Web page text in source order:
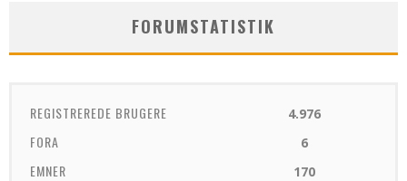
FORUMSTATISTIK
REGISTREREDE BRUGERE 4.976
FORA 6
EMNER 170